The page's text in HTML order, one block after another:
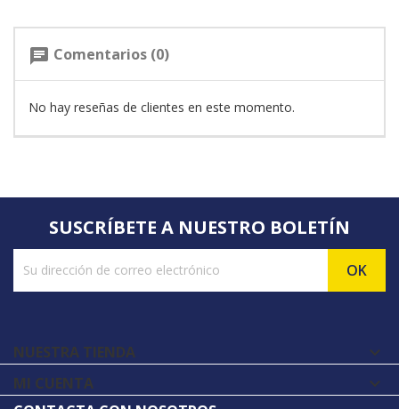
chat Comentarios (0)
No hay reseñas de clientes en este momento.
SUSCRÍBETE A NUESTRO BOLETÍN
NUESTRA TIENDA 
MI CUENTA 